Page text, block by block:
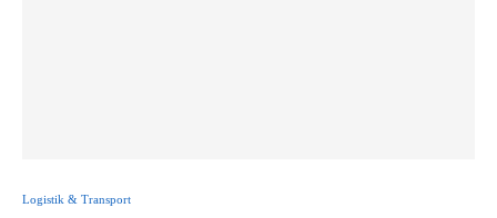
Logistik & Transport